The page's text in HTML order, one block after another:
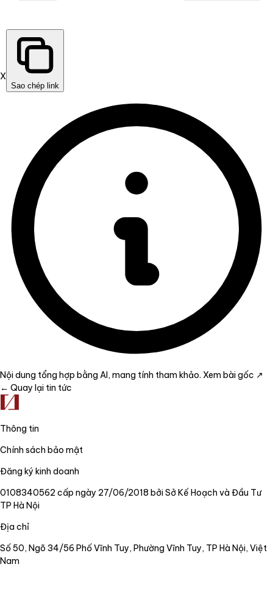
X
Sao chép link
Nội dung tổng hợp bằng AI, mang tính tham khảo. Xem bài gốc ↗
← Quay lại tin tức
Thông tin
Chính sách bảo mật
Đăng ký kinh doanh
0108340562 cấp ngày 27/06/2018 bởi Sở Kế Hoạch và Đầu Tư
TP Hà Nội
Địa chỉ
Số 50, Ngõ 34/56 Phố Vĩnh Tuy, Phường Vĩnh Tuy, TP Hà Nội, Việt
Nam